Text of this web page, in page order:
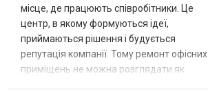
місце, де працюють співробітники. Це
центр, в якому формуються ідеї,
приймаються рішення і будується
репутація компанії. Тому ремонт офісних
приміщень не можна розглядати як